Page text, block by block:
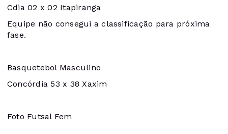
Cdia 02 x 02 Itapiranga
Equipe não consegui a classificação para próxima
fase.
Basquetebol Masculino
Concórdia 53 x 38 Xaxim
Foto Futsal Fem